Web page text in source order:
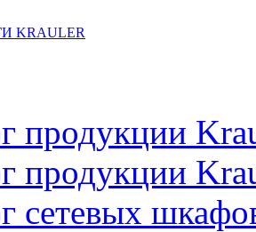
KRAULER
продукции
продукции
сетевых